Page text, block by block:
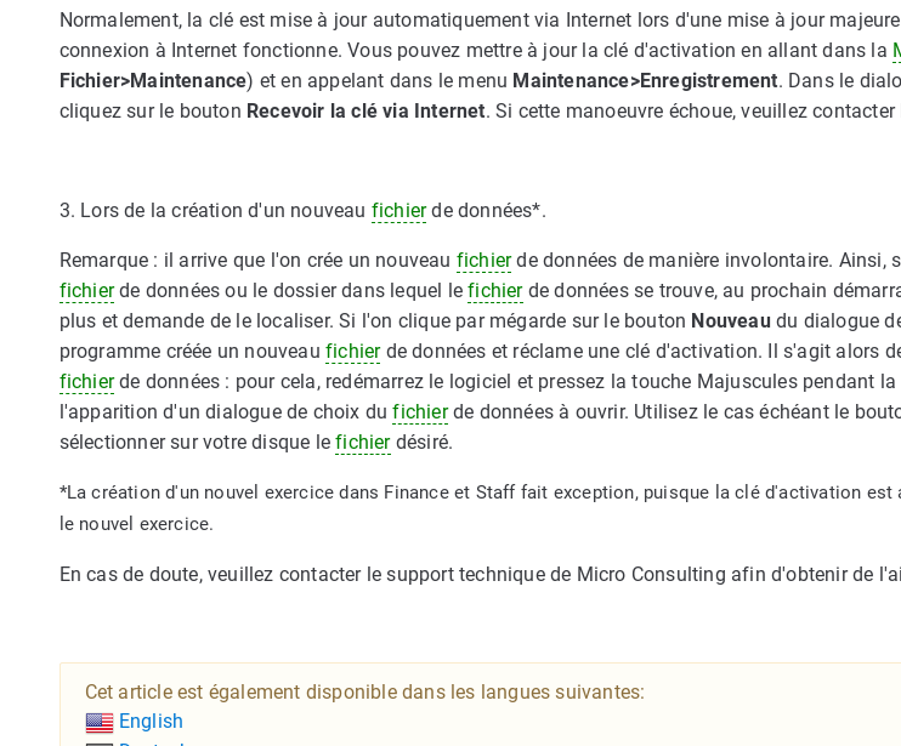
Normalement, la clé est mise à jour automatiquement via Internet lors d'une mise à jour
connexion à Internet fonctionne. Vous pouvez mettre à jour la clé d'activation en allant dans la
Fichier>Maintenance) et en appelant dans le menu Maintenance>Enregistrement. Dans le
cliquez sur le bouton Recevoir la clé via Internet. Si cette manoeuvre échoue, veuillez
3. Lors de la création d'un nouveau fichierde données*.
Remarque : il arrive que l'on crée un nouveau fichierde données de manière involontaire. Ainsi,
fichierde données ou le dossier dans lequel lefichierde données se trouve, au prochain
plus et demande de le localiser. Si l'on clique par mégarde sur le bouton Nouveaudu dialogue
programme créée un nouveau fichierde données et réclame une clé d'activation. Il s'agit alors
fichierde données : pour cela, redémarrez le logiciel et pressez la touche Majuscules pendant
l'apparition d'un dialogue de choix dufichierde données à ouvrir. Utilisez le cas échéant le
sélectionner sur votre disque lefichierdésiré.
*La création d'un nouvel exercice dans Finance et Staff fait exception, puisque la clé d'activation
le nouvel exercice.
En cas de doute, veuillez contacter le support technique de Micro Consulting afin d'obtenir de
Cet article est également disponible dans les langues suivantes:
English